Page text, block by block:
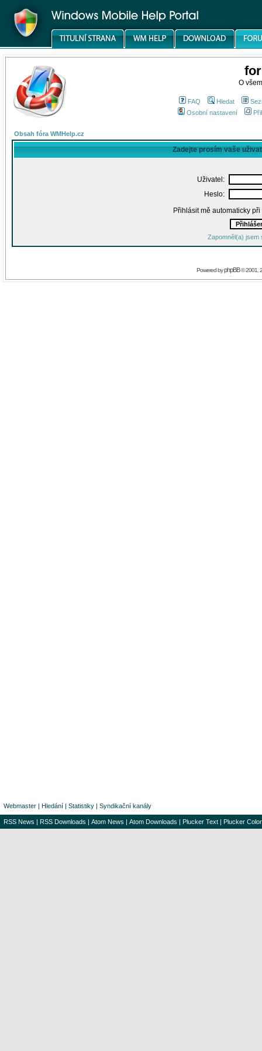
O
FAQ Hledat
Osobní nastavení
Obsah fóra WMHelp.cz
Zadejte prosím vaše
Uživatel:
Heslo:
Přihlásit mě automaticky
Zapomněl(a) jsem
Powered byphpBB© 2001,
Webmaster | Hledání | Statistiky | Syndikační kanály
RSS News | RSS Downloads | Atom News | Atom Downloads | Plucker Text | Plucker Color